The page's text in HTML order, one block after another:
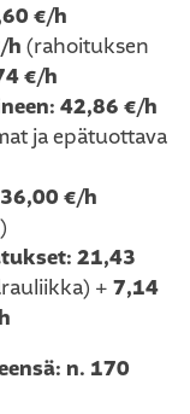
€/h
h (rahoituksen
€/h
42,86 €/h
ja epätuottava
36,00 €/h
21,43
+ 7,14
n. 170